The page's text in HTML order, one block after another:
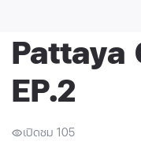
Pattaya
EP.2
เปิดชม 105